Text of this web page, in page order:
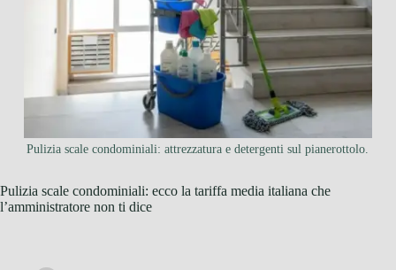
Pulizia scale condominiali: attrezzatura e detergenti sul pianerottolo.
Pulizia scale condominiali: ecco la tariffa media italiana che
l’amministratore non ti dice